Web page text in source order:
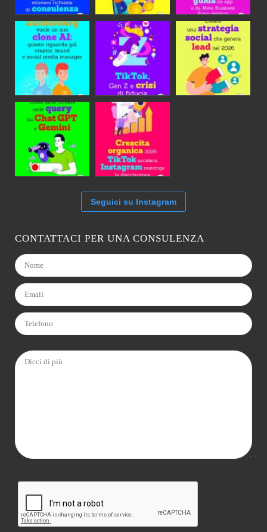
Seguici su Instagram
CONTATTACI PER UNA CONSULENZA